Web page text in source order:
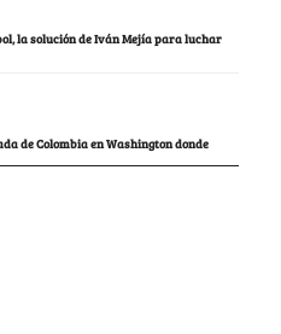
la solución de Iván Mejía para luchar
de Colombia en Washington donde